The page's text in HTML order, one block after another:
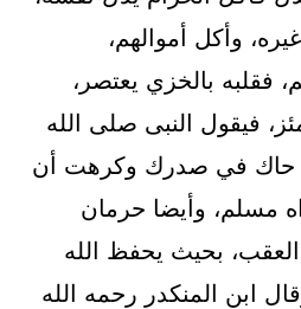
وأكل أموالهم،
فقلبه بالخزي يعتصر،
فيقول النبى صلى الله
حاك في صدرك وكرهت أن
مسلم، وأيضا حرمان
بحيث يحفظ الله
ابن المنكدر رحمه الله